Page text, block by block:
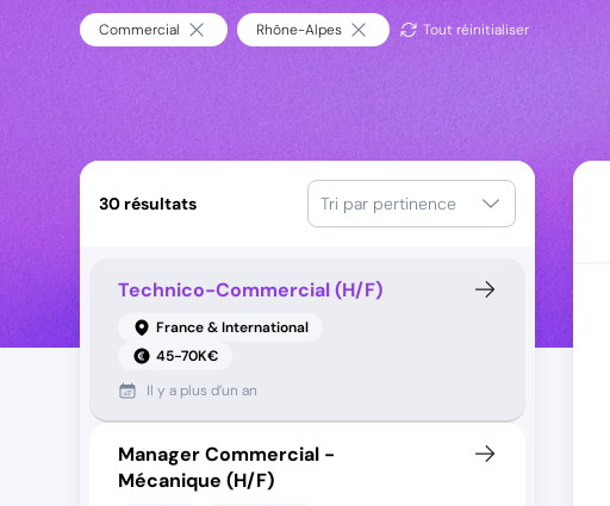
Commercial Rhône-Alpes Tout réinitialiser
30 résultats Tri par pertinence
Technico-Commercial (H/F)
France & International
45-70K€
Il y a plus d’un an
Manager Commercial -
Mécanique (H/F)